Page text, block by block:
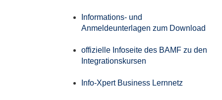
Informations- und
Anmeldeunterlagen zum Download
offizielle Infoseite des BAMF zu den
Integrationskursen
Info-Xpert Business Lernnetz